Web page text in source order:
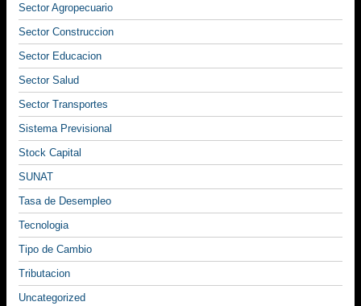
Sector Agropecuario
Sector Construccion
Sector Educacion
Sector Salud
Sector Transportes
Sistema Previsional
Stock Capital
SUNAT
Tasa de Desempleo
Tecnologia
Tipo de Cambio
Tributacion
Uncategorized